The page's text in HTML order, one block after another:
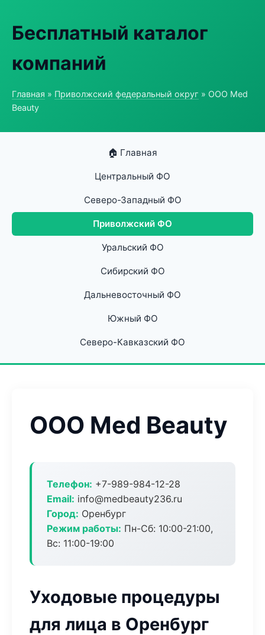
Бесплатный каталог
компаний
Главная » Приволжский федеральный округ » ООО Med
Beauty
🏠 Главная
Центральный ФО
Северо-Западный ФО
Приволжский ФО
Уральский ФО
Сибирский ФО
Дальневосточный ФО
Южный ФО
Северо-Кавказский ФО
ООО Med Beauty
Телефон: +7-989-984-12-28
Email: info@medbeauty236.ru
Город: Оренбург
Режим работы: Пн-Сб: 10:00-21:00,
Вс: 11:00-19:00
Уходовые процедуры
для лица в Оренбург